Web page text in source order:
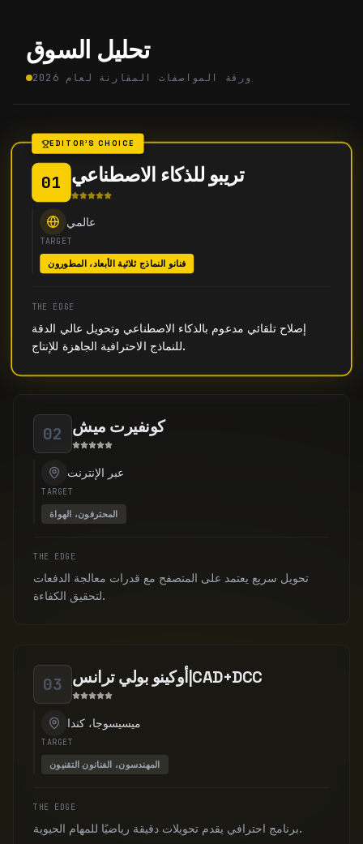
تحليل السوق
ورقة المواصفات المقارنة لعام 2026
EDITOR'S CHOICE
01 تريبو للذكاء الاصطناعي
عالمي
TARGET
فنانو النماذج ثلاثية الأبعاد، المطورون
THE EDGE
إصلاح تلقائي مدعوم بالذكاء الاصطناعي وتحويل عالي الدقة
للنماذج الاحترافية الجاهزة للإنتاج.
02 كونفيرت ميش
عبر الإنترنت
TARGET
المحترفون، الهواة
THE EDGE
تحويل سريع يعتمد على المتصفح مع قدرات معالجة الدفعات
لتحقيق الكفاءة.
03 أوكينو بولي ترانس|CAD+DCC
ميسيسوجا، كندا
TARGET
المهندسون، الفنانون التقنيون
THE EDGE
برنامج احترافي يقدم تحويلات دقيقة رياضيًا للمهام الحيوية.